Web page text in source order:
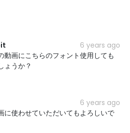
6 years ago
動画にこちらのフォント使用しても
ょうか？
6 years ago
に使わせていただいてもよろしいで